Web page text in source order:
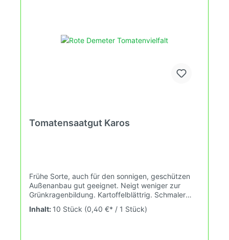
Tomatensaatgut Karos
Frühe Sorte, auch für den sonnigen, geschützen
Außenanbau gut geeignet. Neigt weniger zur
Grünkragenbildung. Kartoffelblättrig. Schmaler
70g Das Tomatensaatgut wird ausdrücklich als
Inhalt: 10 Stück (0,40 €* / 1 Stück)